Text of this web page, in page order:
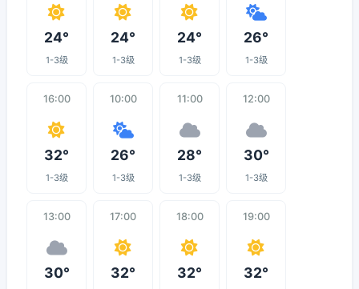
24°
1-3级
24°
1-3级
24°
1-3级
26°
1-3级
16:00
32°
1-3级
10:00
26°
1-3级
11:00
28°
1-3级
12:00
30°
1-3级
13:00
30°
17:00
32°
18:00
32°
19:00
32°